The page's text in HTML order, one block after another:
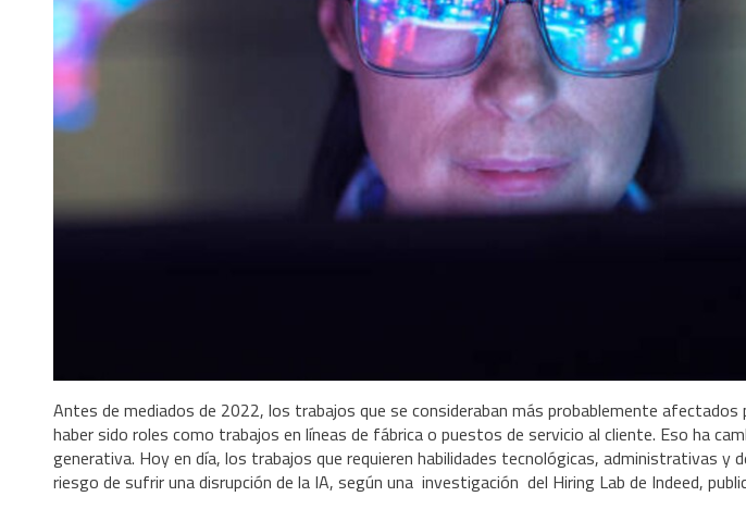
Antes de mediados de 2022, los trabajos que se consideraban más probablemente
haber sido roles como trabajos en líneas de fábrica o puestos de servicio al cliente. Eso ha
generativa. Hoy en día, los trabajos que requieren habilidades tecnológicas, administrativas y
riesgo de sufrir una disrupción de la IA, según una investigación del Hiring Lab de Indeed,